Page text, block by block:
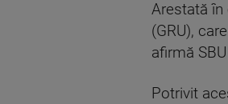
Arestată în
(GRU),
afirmă
Potrivit